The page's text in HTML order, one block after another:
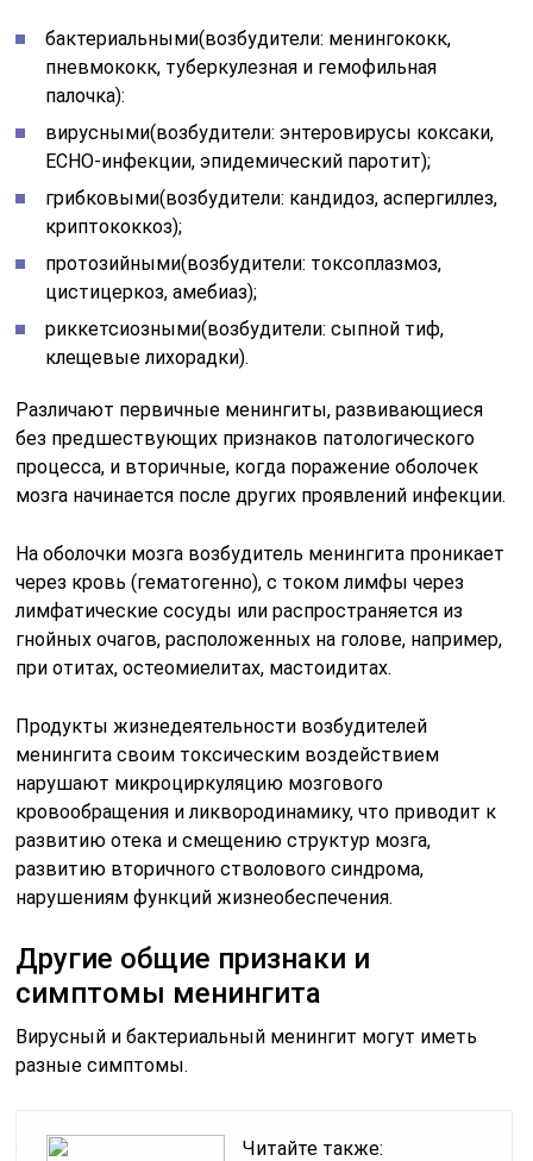
бактериальными(возбудители: менингококк,
пневмококк, туберкулезная и гемофильная
палочка):
вирусными(возбудители: энтеровирусы коксаки,
ЕСНО-инфекции, эпидемический паротит);
грибковыми(возбудители: кандидоз, аспергиллез,
криптококкоз);
протозийными(возбудители: токсоплазмоз,
цистицеркоз, амебиаз);
риккетсиозными(возбудители: сыпной тиф,
клещевые лихорадки).
Различают первичные менингиты, развивающиеся
без предшествующих признаков патологического
процесса, и вторичные, когда поражение оболочек
мозга начинается после других проявлений инфекции.
На оболочки мозга возбудитель менингита проникает
через кровь (гематогенно), с током лимфы через
лимфатические сосуды или распространяется из
гнойных очагов, расположенных на голове, например,
при отитах, остеомиелитах, мастоидитах.
Продукты жизнедеятельности возбудителей
менингита своим токсическим воздействием
нарушают микроциркуляцию мозгового
кровообращения и ликвородинамику, что приводит к
развитию отека и смещению структур мозга,
развитию вторичного стволового синдрома,
нарушениям функций жизнеобеспечения.
Другие общие признаки и
симптомы менингита
Вирусный и бактериальный менингит могут иметь
разные симптомы.
Читайте также: